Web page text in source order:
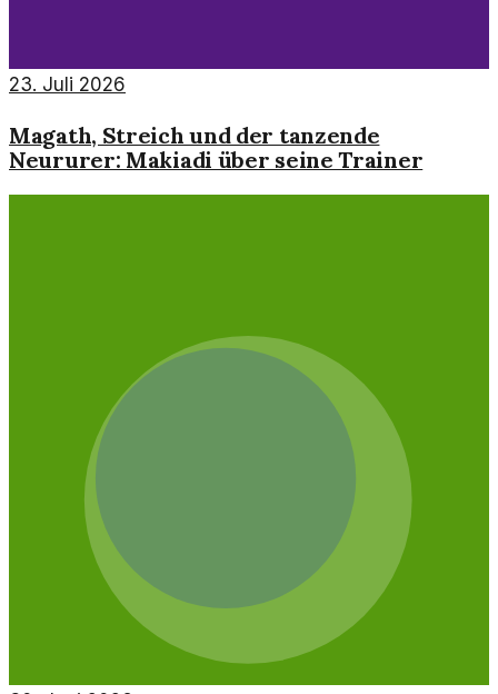
23. Juli 2026
Magath, Streich und der tanzende
Neururer: Makiadi über seine Trainer